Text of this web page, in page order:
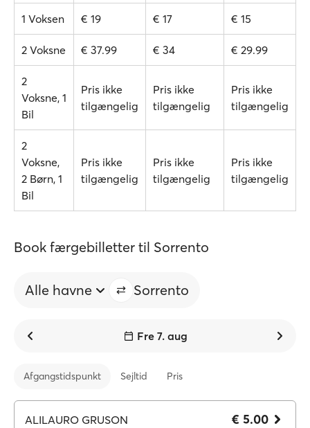
1 Voksen € 19 € 17 € 15
2 Voksne € 37.99 € 34 € 29.99
2
Voksne, 1
Bil
Pris ikke
tilgængelig
Pris ikke
tilgængelig
Pris ikke
tilgængelig
2
Voksne,
2 Børn, 1
Bil
Pris ikke
tilgængelig
Pris ikke
tilgængelig
Pris ikke
tilgængelig
Book færgebilletter til Sorrento
Alle havne Sorrento
Fre 7. aug
Afgangstidspunkt Sejltid Pris
ALILAURO GRUSON € 5.00